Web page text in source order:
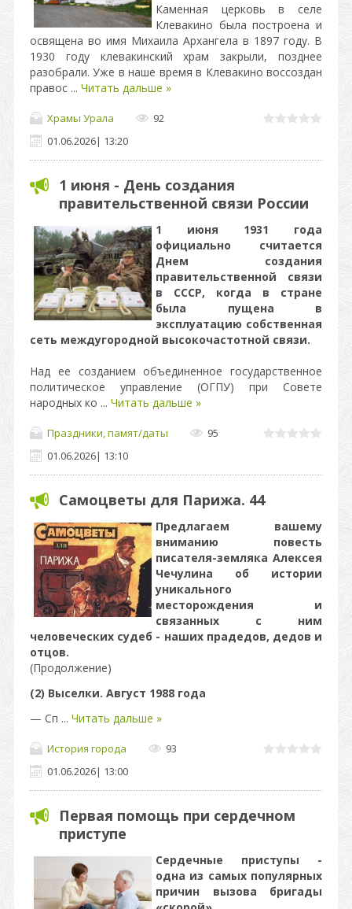
Каменная церковь в селе
Клевакино была построена и
освящена во имя Михаила Архангела в 1897 году. В
1930 году клевакинский храм закрыли, позднее
разобрали. Уже в наше время в Клевакино воссоздан
правос ... Читать дальше »
Храмы Урала
92
01.06.2026| 13:20
1 июня - День создания
правительственной связи России
1 июня 1931 года
официально считается
Днем создания
правительственной связи
в СССР, когда в стране
была пущена в
эксплуатацию собственная
сеть междугородной высокочастотной связи.
Над ее созданием объединенное государственное
политическое управление (ОГПУ) при Совете
народных ко ... Читать дальше »
Праздники, памят/даты
95
01.06.2026| 13:10
Самоцветы для Парижа. 44
Предлагаем вашему
вниманию повесть
писателя-земляка Алексея
Чечулина об истории
уникального
месторождения и
связанных с ним
человеческих судеб - наших прадедов, дедов и
отцов.
(Продолжение)​​​​​​​
(2) Выселки. Август 1988 года
— Сп ... Читать дальше »
История города
93
01.06.2026| 13:00
Первая помощь при сердечном
приступе
Сердечные приступы -
одна из самых популярных
причин вызова бригады